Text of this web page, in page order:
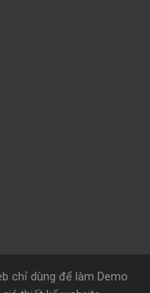
chỉ dùng để làm Demo